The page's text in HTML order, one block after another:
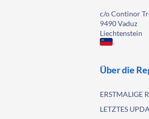
c/o Continor
9490 Vaduz
Liechtenstein
Über die
ERSTMALIGE
LETZTES